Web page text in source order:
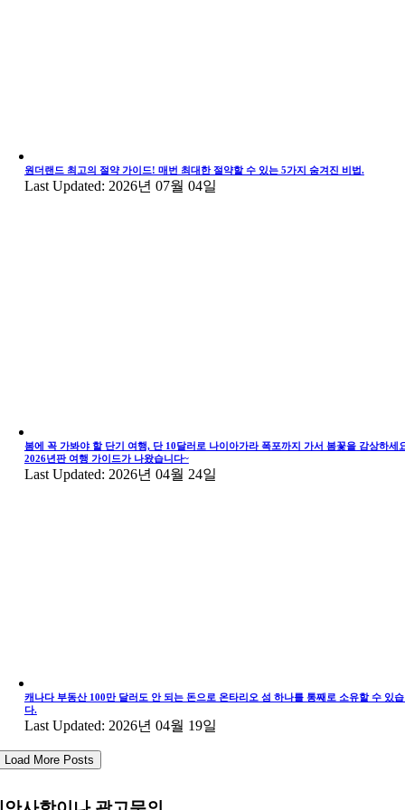
원더랜드 최고의 절약 가이드! 매번 최대한 절약할 수 있는 5가지 숨겨진 비법.
Last Updated: 2026년 07월 04일
봄에 꼭 가봐야 할 단기 여행, 단 10달러로 나이아가라 폭포까지 가서 봄꽃을 감상하세
2026년판 여행 가이드가 나왔습니다~
Last Updated: 2026년 04월 24일
캐나다 부동산 100만 달러도 안 되는 돈으로 온타리오 섬 하나를 통째로 소유할 수 있
다.
Last Updated: 2026년 04월 19일
Load More Posts